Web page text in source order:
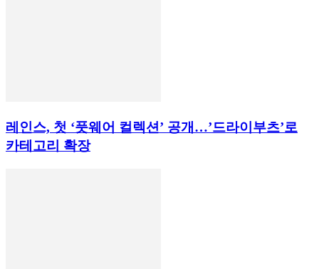
레인스, 첫 ‘풋웨어 컬렉션’ 공개…’드라이부츠’로
카테고리 확장